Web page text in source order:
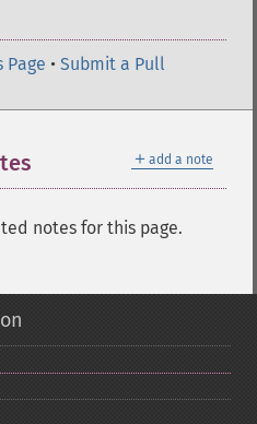
Page • Submit a Pull
＋ add a note
notes for this page.